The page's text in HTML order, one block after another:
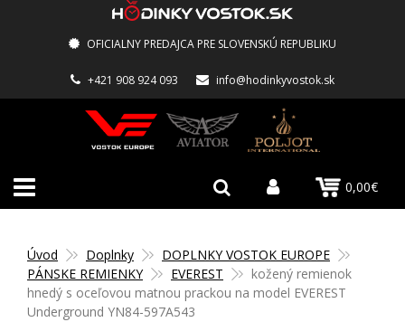
OFICIALNY PREDAJCA PRE SLOVENSKÚ REPUBLIKU
+421 908 924 093 info@hodinkyvostok.sk
0,00€
Úvod Doplnky
DOPLNKY VOSTOK EUROPE
PÁNSKE REMIENKY
EVEREST
kožený remienok
hnedý s oceľovou matnou prackou na model EVEREST
Underground YN84-597A543